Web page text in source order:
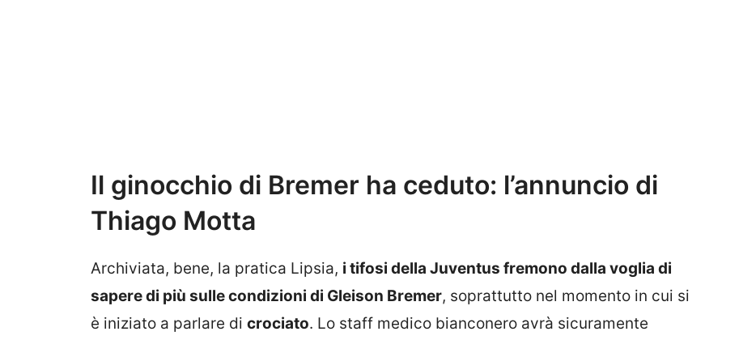
Il ginocchio di Bremer ha ceduto: l’annuncio di
Thiago Motta
Archiviata, bene, la pratica Lipsia, i tifosi della Juventus fremono dalla voglia di
sapere di più sulle condizioni di Gleison Bremer, soprattutto nel momento in cui si
è iniziato a parlare di crociato. Lo staff medico bianconero avrà sicuramente